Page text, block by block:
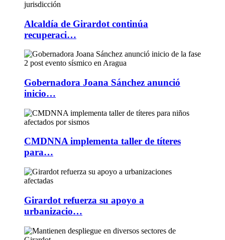
Alcaldía de Girardot continúa
recuperaci…
Gobernadora Joana Sánchez anunció
inicio…
CMDNNA implementa taller de títeres
para…
Girardot refuerza su apoyo a
urbanizacio…